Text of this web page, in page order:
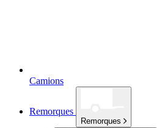
Camions
Remorques
Remorques